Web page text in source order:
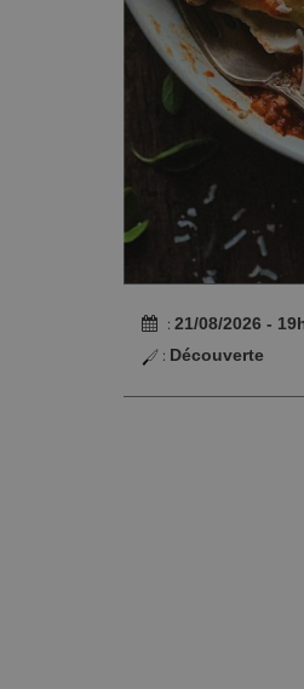
21/08/2026 -
Découverte